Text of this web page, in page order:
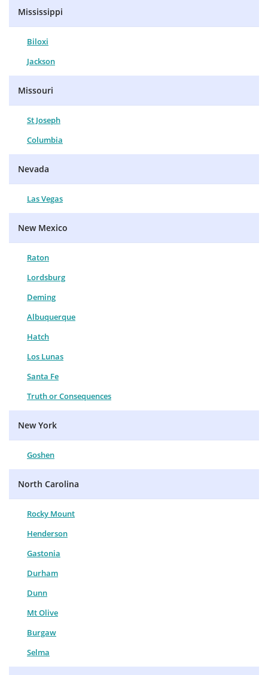
Mississippi
Biloxi
Jackson
Missouri
St Joseph
Columbia
Nevada
Las Vegas
New Mexico
Raton
Lordsburg
Deming
Albuquerque
Hatch
Los Lunas
Santa Fe
Truth or Consequences
New York
Goshen
North Carolina
Rocky Mount
Henderson
Gastonia
Durham
Dunn
Mt Olive
Burgaw
Selma